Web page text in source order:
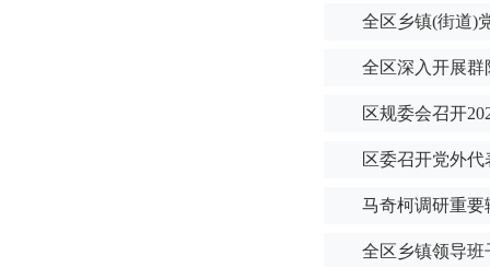
全区乡镇(街道)
全区深入开展
区规委会召开
区委召开党外
马奇柯调研重
全区乡镇领导